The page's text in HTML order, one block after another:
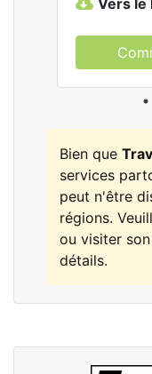
Vers le
Bien que
services
peut n'être
régions.
ou visiter
détails.